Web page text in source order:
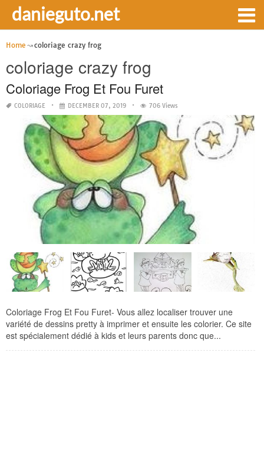
danieguto.net
Home coloriage crazy frog
coloriage crazy frog
Coloriage Frog Et Fou Furet
COLORIAGE DECEMBER 07, 2019 706 Views
Coloriage Frog Et Fou Furet- Vous allez localiser trouver une
variété de dessins pretty à imprimer et ensuite les colorier. Ce site
est spécialement dédié à kids et leurs parents donc que...